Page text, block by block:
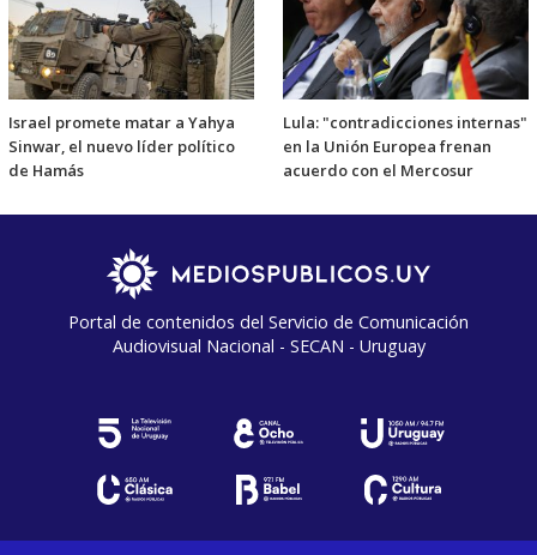
Israel promete matar a Yahya
Sinwar, el nuevo líder político
de Hamás
Lula: "contradicciones internas"
en la Unión Europea frenan
acuerdo con el Mercosur
Portal de contenidos del Servicio de Comunicación
Audiovisual Nacional - SECAN - Uruguay